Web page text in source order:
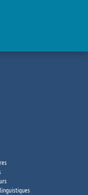
linguistiques